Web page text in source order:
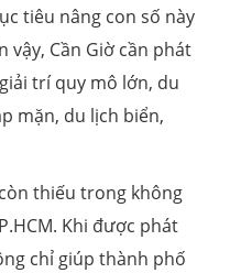
tiêu nâng con số này
vậy, Cần Giờ cần phát
trí quy mô lớn, du
mặn, du lịch biển,
thiếu trong không
Khi được phát
chỉ giúp thành phố